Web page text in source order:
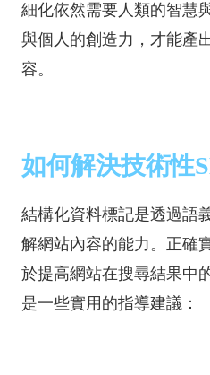
細化依然需要人類的智慧
與個人的創造力，才能產
容。
如何解決技術性
結構化資料標記是透過語
解網站內容的能力。正確
於提高網站在搜尋結果中
是一些實用的指導建議：